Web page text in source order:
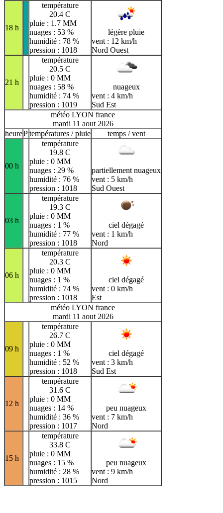
18 h
température
20.4 C
pluie : 1.7 MM
nuages : 53 %
humidité : 78 %
pression : 1018
légère pluie
vent : 12 km/h
Nord Ouest
21 h
température
20.5 C
pluie : 0 MM
nuages : 58 %
humidité : 74 %
pression : 1019
nuageux
vent : 4 km/h
Sud Est
météo LYON france
mardi 11 aout 2026
heurePtempératures / pluie temps / vent
00 h
température
19.8 C
pluie : 0 MM
nuages : 29 %
humidité : 76 %
pression : 1018
partiellement nuageux
vent : 5 km/h
Sud Ouest
03 h
température
19.3 C
pluie : 0 MM
nuages : 1 %
humidité : 77 %
pression : 1018
ciel dégagé
vent : 1 km/h
Nord
06 h
température
20.3 C
pluie : 0 MM
nuages : 1 %
humidité : 74 %
pression : 1018
ciel dégagé
vent : 0 km/h
Est
météo LYON france
mardi 11 aout 2026
09 h
température
26.7 C
pluie : 0 MM
nuages : 1 %
humidité : 52 %
pression : 1018
ciel dégagé
vent : 3 km/h
Sud Est
12 h
température
31.6 C
pluie : 0 MM
nuages : 14 %
humidité : 36 %
pression : 1017
peu nuageux
vent : 7 km/h
Nord
15 h
température
33.8 C
pluie : 0 MM
nuages : 15 %
humidité : 28 %
pression : 1015
peu nuageux
vent : 9 km/h
Nord